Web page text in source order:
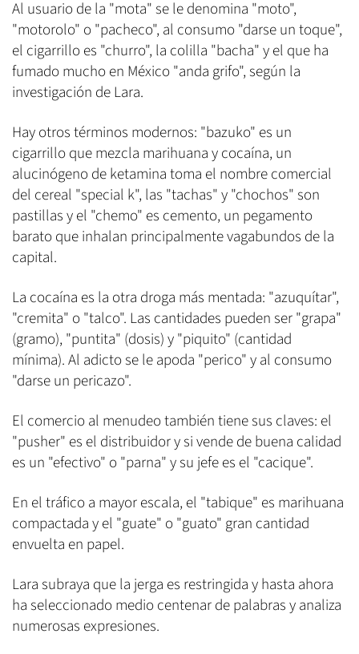
Al usuario de la "mota" se le denomina "moto",
"motorolo" o "pacheco", al consumo "darse un toque",
el cigarrillo es "churro", la colilla "bacha" y el que ha
fumado mucho en México "anda grifo", según la
investigación de Lara.
Hay otros términos modernos: "bazuko" es un
cigarrillo que mezcla marihuana y cocaína, un
alucinógeno de ketamina toma el nombre comercial
del cereal "special k", las "tachas" y "chochos" son
pastillas y el "chemo" es cemento, un pegamento
barato que inhalan principalmente vagabundos de la
capital.
La cocaína es la otra droga más mentada: "azuquítar",
"cremita" o "talco". Las cantidades pueden ser "grapa"
(gramo), "puntita" (dosis) y "piquito" (cantidad
mínima). Al adicto se le apoda "perico" y al consumo
"darse un pericazo".
El comercio al menudeo también tiene sus claves: el
"pusher" es el distribuidor y si vende de buena calidad
es un "efectivo" o "parna" y su jefe es el "cacique".
En el tráfico a mayor escala, el "tabique" es marihuana
compactada y el "guate" o "guato" gran cantidad
envuelta en papel.
Lara subraya que la jerga es restringida y hasta ahora
ha seleccionado medio centenar de palabras y analiza
numerosas expresiones.